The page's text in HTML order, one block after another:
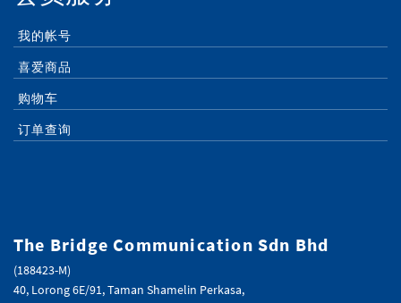
我的帐号
喜爱商品
购物车
订单查询
The Bridge Communication Sdn Bhd
(188423-M)
40, Lorong 6E/91, Taman Shamelin Perkasa,